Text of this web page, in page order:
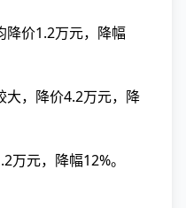
降价1.2万元，降幅
大，降价4.2万元，降
万元，降幅12%。